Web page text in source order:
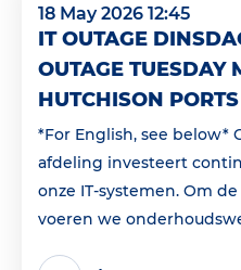
18 May 2026 12:45
IT OUTAGE
OUTAGE TUESDAY
HUTCHISON
*For English, see below*
afdeling investeert
onze IT-systemen. Om
voeren we